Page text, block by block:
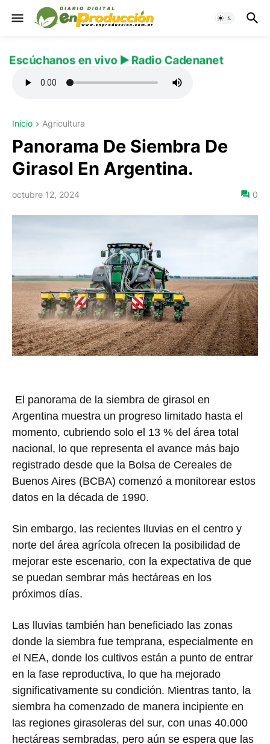
Escúchanos en vivo ▶️ Radio Cadenanet
Inicio Agricultura
Panorama De Siembra De
Girasol En Argentina.
octubre 12, 2024 0
El panorama de la siembra de girasol en
Argentina muestra un progreso limitado hasta el
momento, cubriendo solo el 13 % del área total
nacional, lo que representa el avance más bajo
registrado desde que la Bolsa de Cereales de
Buenos Aires (BCBA) comenzó a monitorear estos
datos en la década de 1990.
Sin embargo, las recientes lluvias en el centro y
norte del área agrícola ofrecen la posibilidad de
mejorar este escenario, con la expectativa de que
se puedan sembrar más hectáreas en los
próximos días.
Las lluvias también han beneficiado las zonas
donde la siembra fue temprana, especialmente en
el NEA, donde los cultivos están a punto de entrar
en la fase reproductiva, lo que ha mejorado
significativamente su condición. Mientras tanto, la
siembra ha comenzado de manera incipiente en
las regiones girasoleras del sur, con unas 40.000
hectáreas sembradas, pero aún se espera que las